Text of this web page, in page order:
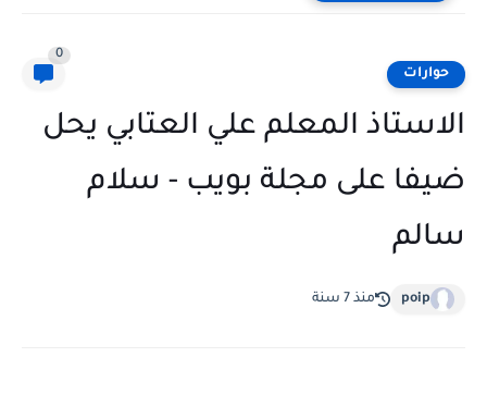
حوارات
0
الاستاذ المعلم علي العتابي يحل
ضيفا على مجلة بويب - سلام
سالم
poip منذ 7 سنة